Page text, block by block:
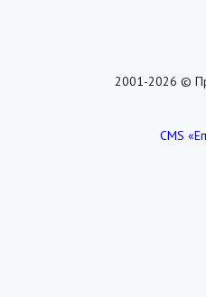
2001-2026 ©
CMS